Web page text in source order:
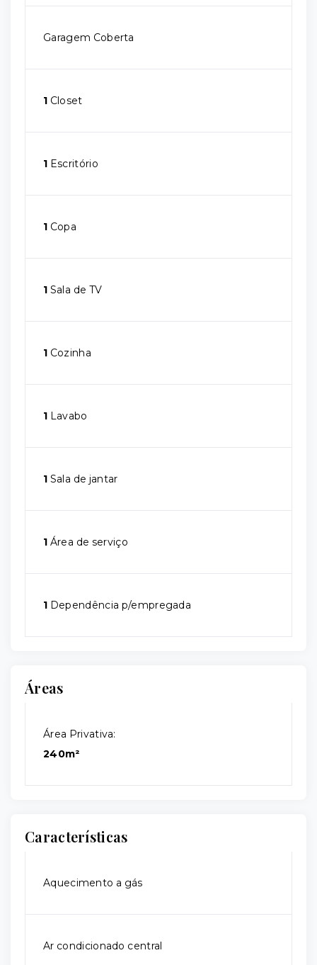
Garagem Coberta
1 Closet
1 Escritório
1 Copa
1 Sala de TV
1 Cozinha
1 Lavabo
1 Sala de jantar
1 Área de serviço
1 Dependência p/empregada
Áreas
Área Privativa:
240m²
Características
Aquecimento a gás
Ar condicionado central